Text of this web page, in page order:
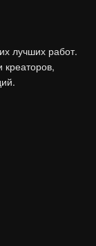
лучших работ.